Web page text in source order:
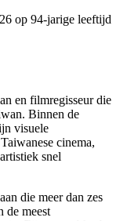
op 94-jarige leeftijd
en filmregisseur die
Binnen de
visuele
cinema,
snel
die meer dan zes
de meest